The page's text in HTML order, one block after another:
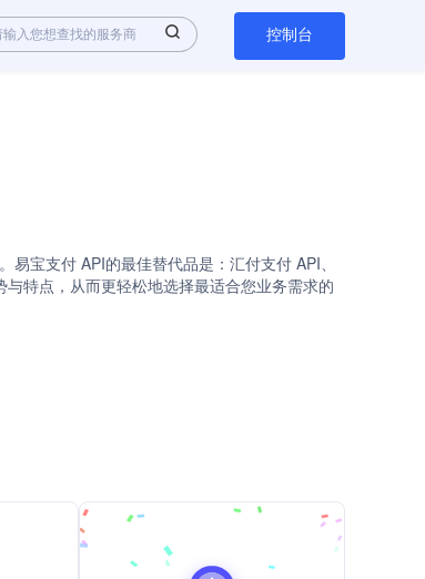
控制台
宝支付 API的最佳替代品是：汇付支付 API、
特点，从而更轻松地选择最适合您业务需求的